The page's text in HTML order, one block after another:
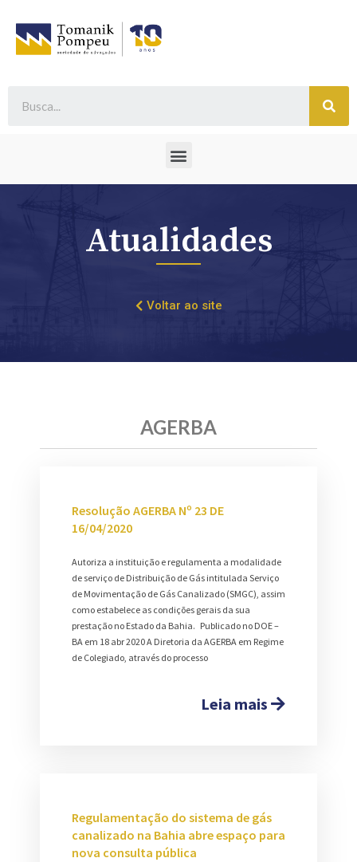
Atualidades
Voltar ao site
AGERBA
Resolução AGERBA Nº 23 DE
16/04/2020
Autoriza a instituição e regulamenta a modalidade
de serviço de Distribuição de Gás intitulada Serviço
de Movimentação de Gás Canalizado (SMGC), assim
como estabelece as condições gerais da sua
prestação no Estado da Bahia. Publicado no DOE –
BA em 18 abr 2020 A Diretoria da AGERBA em Regime
de Colegiado, através do processo
Leia mais
Regulamentação do sistema de gás
canalizado na Bahia abre espaço para
nova consulta pública